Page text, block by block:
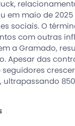
em maio de 2025
sociais. O
com outras
a Gramado,
Apesar das
crescer
ultrapassando